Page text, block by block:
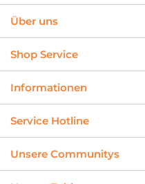
Über uns
Shop Service
Informationen
Service Hotline
Unsere Communitys